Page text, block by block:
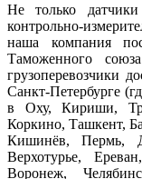
Не только
контрольно-
наша компания
Таможенного
грузоперевозчики
Санкт-Петербурге
в Оху, Кириши,
Коркино, Ташкент,
Кишинёв, Пермь,
Верхотурье,
Воронеж,